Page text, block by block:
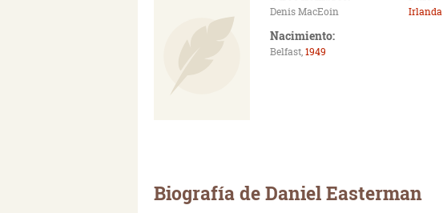
Denis MacEoin Irlanda
Nacimiento:
Belfast,1949
Biografía de Daniel Easterman